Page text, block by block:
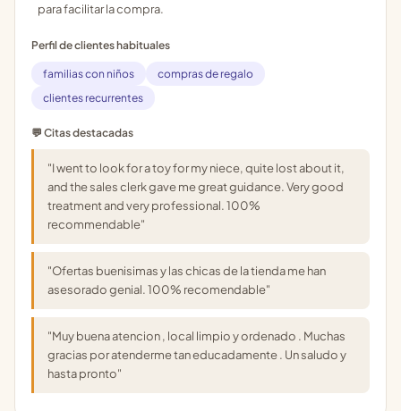
para facilitar la compra.
Perfil de clientes habituales
familias con niños
compras de regalo
clientes recurrentes
💬 Citas destacadas
"I went to look for a toy for my niece, quite lost about it,
and the sales clerk gave me great guidance. Very good
treatment and very professional. 100%
recommendable"
"Ofertas buenisimas y las chicas de la tienda me han
asesorado genial. 100% recomendable"
"Muy buena atencion , local limpio y ordenado . Muchas
gracias por atenderme tan educadamente . Un saludo y
hasta pronto"